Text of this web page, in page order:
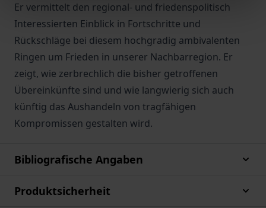
Er vermittelt den regional- und friedenspolitisch
Interessierten Einblick in Fortschritte und
Rückschläge bei diesem hochgradig ambivalenten
Ringen um Frieden in unserer Nachbarregion. Er
zeigt, wie zerbrechlich die bisher getroffenen
Übereinkünfte sind und wie langwierig sich auch
künftig das Aushandeln von tragfähigen
Kompromissen gestalten wird.
Bibliografische Angaben
Produktsicherheit